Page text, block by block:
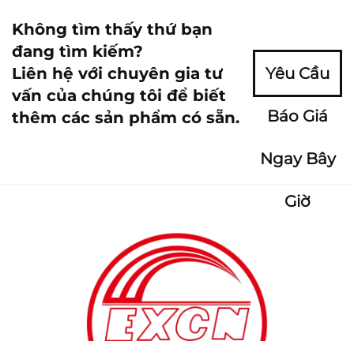
Không tìm thấy thứ bạn
đang tìm kiếm?
Liên hệ với chuyên gia tư
vấn của chúng tôi để biết
thêm các sản phẩm có sẵn.
Yêu Cầu
Báo Giá
Ngay Bây
Giờ